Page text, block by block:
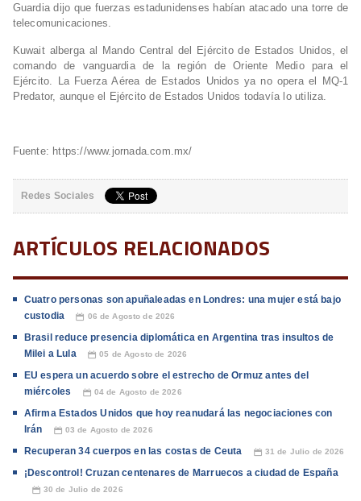
Guardia dijo que fuerzas estadunidenses habían atacado una torre de
telecomunicaciones.
Kuwait alberga al Mando Central del Ejército de Estados Unidos, el
comando de vanguardia de la región de Oriente Medio para el
Ejército. La Fuerza Aérea de Estados Unidos ya no opera el MQ-1
Predator, aunque el Ejército de Estados Unidos todavía lo utiliza.
Fuente: https://www.jornada.com.mx/
Redes Sociales
ARTÍCULOS RELACIONADOS
Cuatro personas son apuñaleadas en Londres: una mujer está bajo
custodia
📅 06 de Agosto de 2026
Brasil reduce presencia diplomática en Argentina tras insultos de
Milei a Lula
📅 05 de Agosto de 2026
EU espera un acuerdo sobre el estrecho de Ormuz antes del
miércoles
📅 04 de Agosto de 2026
Afirma Estados Unidos que hoy reanudará las negociaciones con
Irán
📅 03 de Agosto de 2026
Recuperan 34 cuerpos en las costas de Ceuta 📅 31 de Julio de 2026
¡Descontrol! Cruzan centenares de Marruecos a ciudad de España
📅 30 de Julio de 2026